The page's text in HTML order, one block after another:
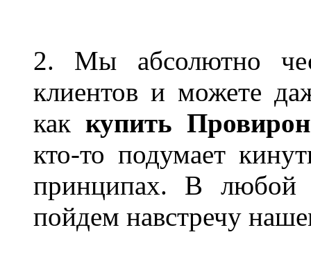
2. Мы абсолютно
клиентов и можете
как купить
кто-то подумает
принципах. В любой
пойдем навстречу